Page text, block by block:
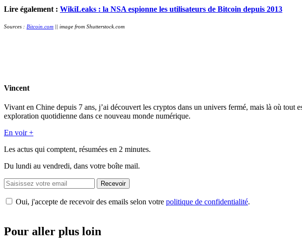
Lire également : WikiLeaks : la NSA espionne les utilisateurs de Bitcoin depuis 2013
Sources : Bitcoin.com || image from Shutterstock.com
Vincent
Vivant en Chine depuis 7 ans, j’ai découvert les cryptos dans un univers fermé, mais là où
exploration quotidienne dans ce nouveau monde numérique.
En voir +
Les actus qui comptent, résumées en 2 minutes.
Du lundi au vendredi, dans votre boîte mail.
Recevoir
Oui, j'accepte de recevoir des emails selon votre politique de confidentialité.
Pour aller plus loin